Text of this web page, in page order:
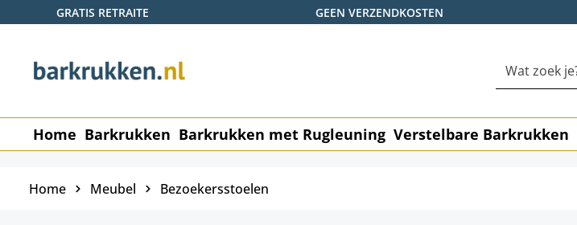
de hoofdinhoud
Ga naar de zoekopdracht
Ga naar de hoofdnavigatie
GRATIS RETRAITE GEEN VERZENDKOSTEN
Home Barkrukken Barkrukken met Rugleuning Verstelbare Barkrukken
Home Meubel Bezoekersstoelen